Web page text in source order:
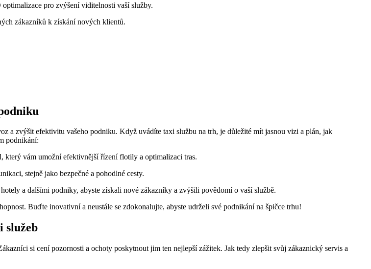
pro zvýšení viditelnosti vaší služby.
zákazníků k získání nových klientů.
a zvýšit efektivitu vašeho podniku. Když uvádíte taxi službu na trh, je důležité mít jasnou vizi a plán, jak
podnikání:
který vám umožní efektivnější řízení flotily a optimalizaci tras.
stejně jako bezpečné a pohodlné cesty.
a dalšími podniky, abyste získali nové zákazníky a zvýšili povědomí o vaší službě.
Buďte inovativní a neustále se zdokonalujte, abyste udrželi své podnikání na špičce trhu!
služeb
si cení pozornosti a ochoty poskytnout jim ten nejlepší zážitek. Jak tedy zlepšit svůj zákaznický servis a